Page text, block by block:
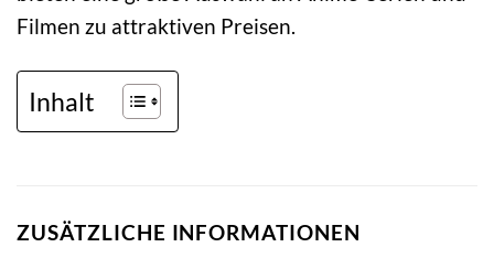
Filmen zu attraktiven Preisen.
Inhalt
ZUSÄTZLICHE INFORMATIONEN